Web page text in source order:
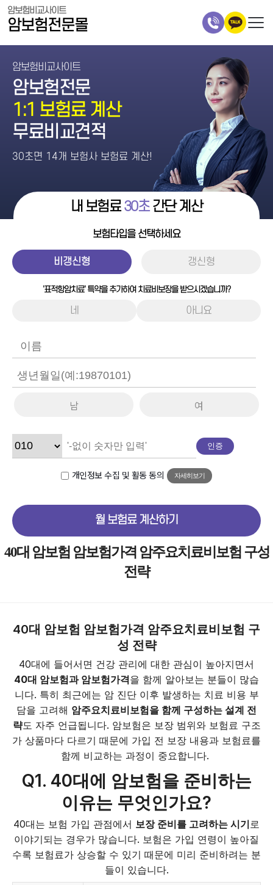
암보험비교사이트
암보험전문몰
암보험비교사이트
암보험전문
1:1 보험료 계산
무료비교견적
30초면 14개 보험사 보험료 계산!
내 보험료30초간단 계산
보험타입을 선택하세요
비갱신형 갱신형
'표적항암치료' 특약을 추가하여 치료비보장을 받으시겠습니까?
네 아니요
남 여
인증
개인정보 수집 및 활동 동의 자세히보기
월 보험료 계산하기
40대 암보험 암보험가격 암주요치료비보험 구성
전략
40대 암보험 암보험가격 암주요치료비보험 구
성 전략
40대에 들어서면 건강 관리에 대한 관심이 높아지면서
40대 암보험과 암보험가격을 함께 알아보는 분들이 많습
니다. 특히 최근에는 암 진단 이후 발생하는 치료 비용 부
담을 고려해 암주요치료비보험을 함께 구성하는 설계 전
략도 자주 언급됩니다. 암보험은 보장 범위와 보험료 구조
가 상품마다 다르기 때문에 가입 전 보장 내용과 보험료를
함께 비교하는 과정이 중요합니다.
Q1. 40대에 암보험을 준비하는
이유는 무엇인가요?
40대는 보험 가입 관점에서 보장 준비를 고려하는 시기로
이야기되는 경우가 많습니다. 보험은 가입 연령이 높아질
수록 보험료가 상승할 수 있기 때문에 미리 준비하려는 분
들이 있습니다.